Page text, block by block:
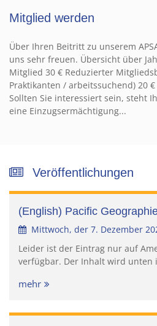
Mitglied werden
Über Ihren Beitritt zu unserem
uns sehr freuen. Übersicht über
Mitglied 30 € Reduzierter
Praktikanten / arbeitssuchend) 20
Sollten Sie interessiert sein, steht
eine Einzugsermächtigung...
Veröffentlichungen
(English) Pacific
Mittwoch, der 7. Dezember
Leider ist der Eintrag nur auf
verfügbar. Der Inhalt wird unten
mehr